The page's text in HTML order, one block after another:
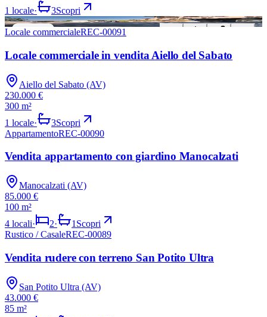
1 locale· 3Scopri
VENDITA
Nuovo
Locale commercialeREC-00091
Locale commerciale in vendita Aiello del Sabato
Aiello del Sabato (AV)
230.000 €
300 m²
1 locale· 3Scopri
AppartamentoREC-00090
Vendita appartamento con giardino Manocalzati
Manocalzati (AV)
85.000 €
100 m²
4 locali· 2· 1 Scopri
Rustico / CasaleREC-00089
Vendita rudere con terreno San Potito Ultra
San Potito Ultra (AV)
43.000 €
85 m²